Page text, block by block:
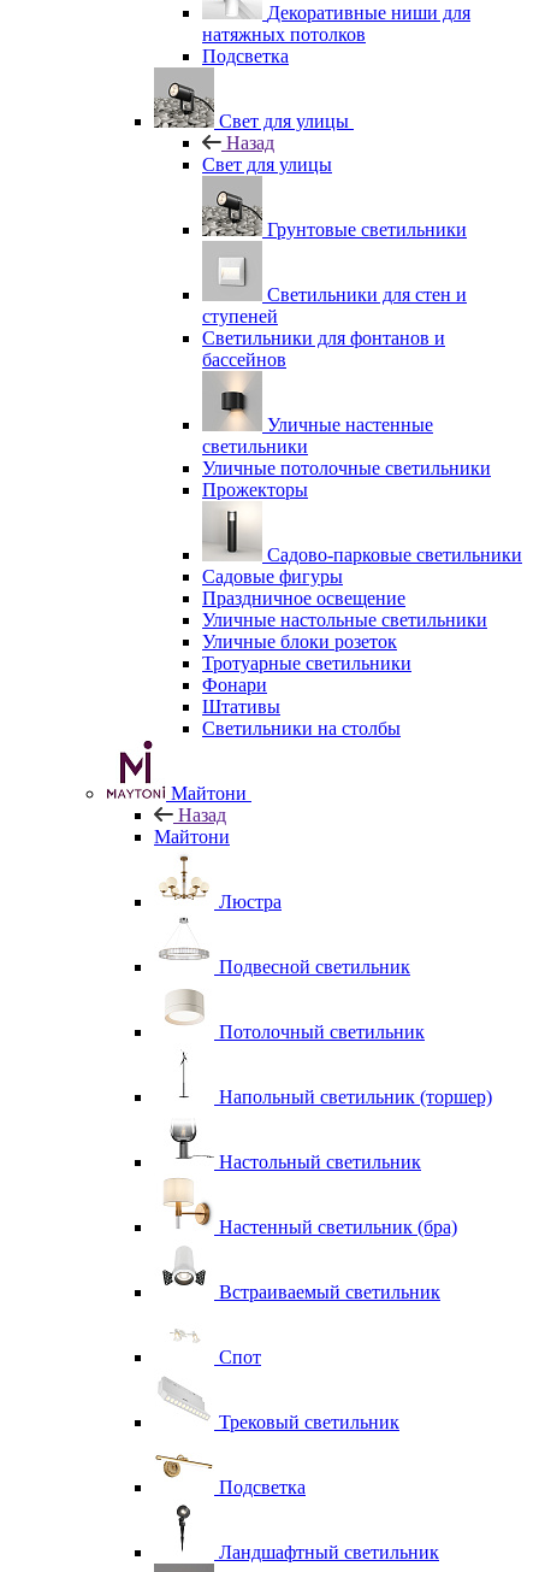
Декоративные ниши для
натяжных потолков
Подсветка
Свет для улицы
Назад
Свет для улицы
Грунтовые светильники
Светильники для стен и
ступеней
Светильники для фонтанов и
бассейнов
Уличные настенные
светильники
Уличные потолочные светильники
Прожекторы
Садово-парковые светильники
Садовые фигуры
Праздничное освещение
Уличные настольные светильники
Уличные блоки розеток
Тротуарные светильники
Фонари
Штативы
Светильники на столбы
Майтони
Назад
Майтони
Люстра
Подвесной светильник
Потолочный светильник
Напольный светильник (торшер)
Настольный светильник
Настенный светильник (бра)
Встраиваемый светильник
Спот
Трековый светильник
Подсветка
Ландшафтный светильник